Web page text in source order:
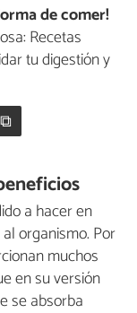
de comer!
Recetas
tu digestión y
a hacer en
organismo. Por
muchos
en su versión
se absorba